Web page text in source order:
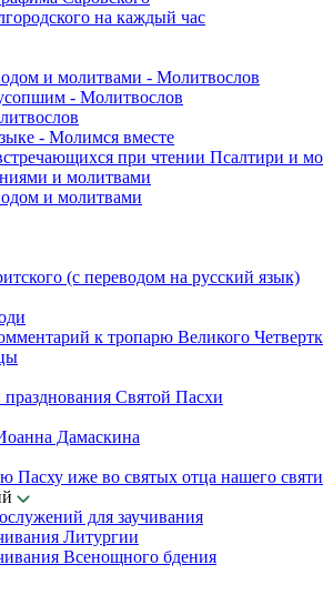
на каждый час
и молитвами - Молитвослов
- Молитвослов
- Молимся вместе
при чтении Псалтири и
и молитвами
и молитвами
(с переводом на русский язык)
к тропарю Великого
Святой Пасхи
Дамаскина
Пасху иже во святых отца нашего
для заучивания
Литургии
Всенощного бдения